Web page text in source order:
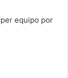
equipo por